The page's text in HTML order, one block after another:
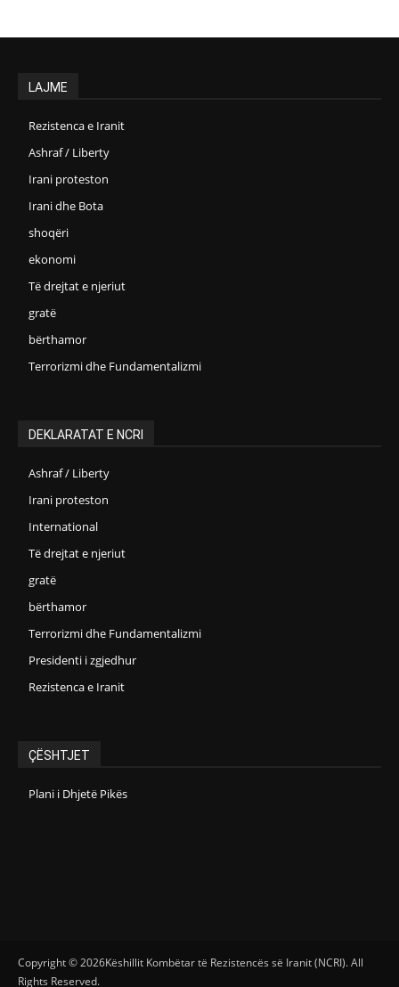
LAJME
Rezistenca e Iranit
Ashraf / Liberty
Irani proteston
Irani dhe Bota
shoqëri
ekonomi
Të drejtat e njeriut
gratë
bërthamor
Terrorizmi dhe Fundamentalizmi
DEKLARATAT E NCRI
Ashraf / Liberty
Irani proteston
International
Të drejtat e njeriut
gratë
bërthamor
Terrorizmi dhe Fundamentalizmi
Presidenti i zgjedhur
Rezistenca e Iranit
ÇËSHTJET
Plani i Dhjetë Pikës
Copyright © 2026Këshillit Kombëtar të Rezistencës së Iranit (NCRI). All
Rights Reserved.